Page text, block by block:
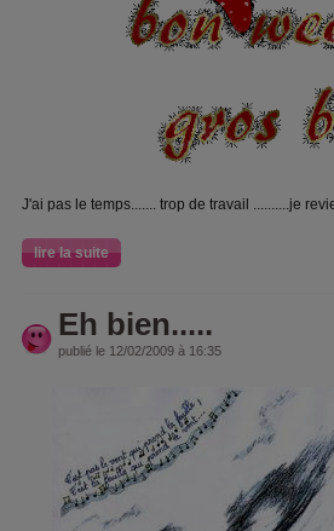
J'ai pas le temps....... trop de travail ..........je
lire la suite
Eh bien.....
publié le 12/02/2009 à 16:35